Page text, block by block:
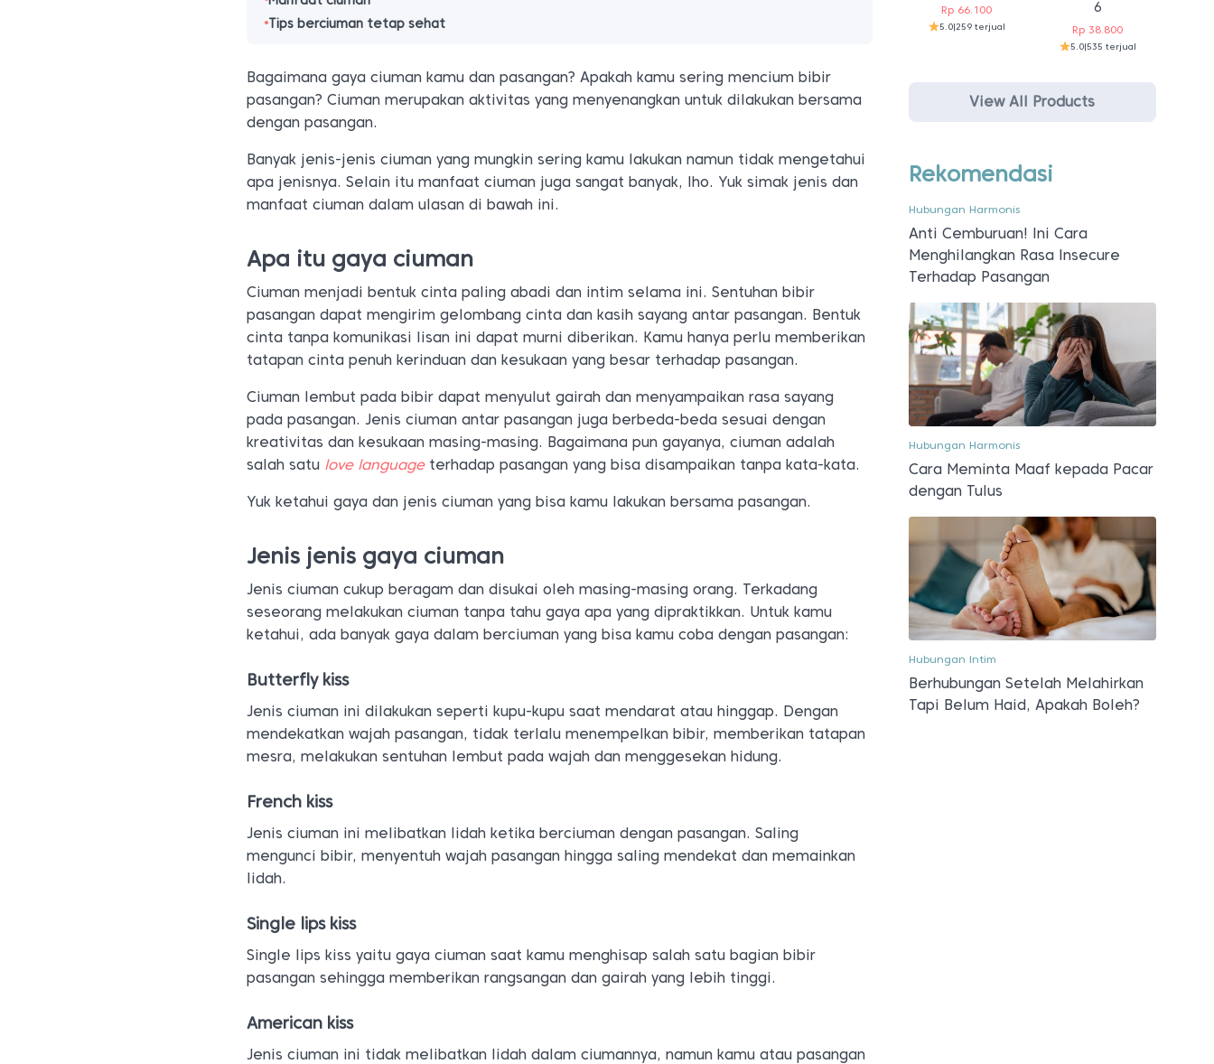
Tips berciuman tetap sehat
Bagaimana gaya ciuman kamu dan pasangan? Apakah kamu sering mencium bibir
pasangan? Ciuman merupakan aktivitas yang menyenangkan untuk dilakukan bersama
dengan pasangan.
Banyak jenis-jenis ciuman yang mungkin sering kamu lakukan namun tidak mengetahui
apa jenisnya. Selain itu manfaat ciuman juga sangat banyak, lho. Yuk simak jenis dan
manfaat ciuman dalam ulasan di bawah ini.
Apa itu gaya ciuman
Ciuman menjadi bentuk cinta paling abadi dan intim selama ini. Sentuhan bibir
pasangan dapat mengirim gelombang cinta dan kasih sayang antar pasangan. Bentuk
cinta tanpa komunikasi lisan ini dapat murni diberikan. Kamu hanya perlu memberikan
tatapan cinta penuh kerinduan dan kesukaan yang besar terhadap pasangan.
Ciuman lembut pada bibir dapat menyulut gairah dan menyampaikan rasa sayang
pada pasangan. Jenis ciuman antar pasangan juga berbeda-beda sesuai dengan
kreativitas dan kesukaan masing-masing. Bagaimana pun gayanya, ciuman adalah
salah satu love languageterhadap pasangan yang bisa disampaikan tanpa kata-kata.
Yuk ketahui gaya dan jenis ciuman yang bisa kamu lakukan bersama pasangan.
Jenis jenis gaya ciuman
Jenis ciuman cukup beragam dan disukai oleh masing-masing orang. Terkadang
seseorang melakukan ciuman tanpa tahu gaya apa yang dipraktikkan. Untuk kamu
ketahui, ada banyak gaya dalam berciuman yang bisa kamu coba dengan pasangan:
Butterfly kiss
Jenis ciuman ini dilakukan seperti kupu-kupu saat mendarat atau hinggap. Dengan
mendekatkan wajah pasangan, tidak terlalu menempelkan bibir, memberikan tatapan
mesra, melakukan sentuhan lembut pada wajah dan menggesekan hidung.
French kiss
Jenis ciuman ini melibatkan lidah ketika berciuman dengan pasangan. Saling
mengunci bibir, menyentuh wajah pasangan hingga saling mendekat dan memainkan
lidah.
Single lips kiss
Single lips kiss yaitu gaya ciuman saat kamu menghisap salah satu bagian bibir
pasangan sehingga memberikan rangsangan dan gairah yang lebih tinggi.
American kiss
Jenis ciuman ini tidak melibatkan lidah dalam ciumannya, namun kamu atau pasangan
Rp 66.100
5.0|259 terjual
6
Rp 38.800
5.0|535 terjual
View All Products
Rekomendasi
Hubungan Harmonis
Anti Cemburuan! Ini Cara
Menghilangkan Rasa Insecure
Terhadap Pasangan
Hubungan Harmonis
Cara Meminta Maaf kepada Pacar
dengan Tulus
Hubungan Intim
Berhubungan Setelah Melahirkan
Tapi Belum Haid, Apakah Boleh?